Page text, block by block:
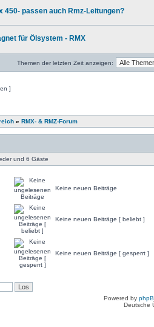
450- passen auch Rmz-Leitungen?
für Ölsystem - RMX
Themen der letzten Zeit anzeigen:
]
» RMX- & RMZ-Forum
und 6 Gäste
Keine neuen Beiträge
Keine neuen Beiträge [ beliebt ]
Keine neuen Beiträge [ gesperrt ]
Powered by
Deutsche